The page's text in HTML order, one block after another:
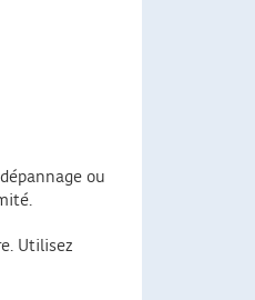
ou
Utilisez